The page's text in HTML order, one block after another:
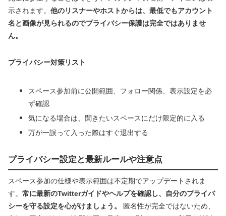
示されます。 他のリスナーやホストからは、最低でもアカウント
名と画像が見られるのでプライバシー保護は完全ではありませ
ん。
プライバシー対策リスト
スペース参加前に公開範囲、フォロー関係、表示設定を必
ず確認
気になる場合は、聞きたいスペースにだけ限定的に入る
万が一誤って入った際はすぐ退出する
プライバシー設定と最新ルールや注意点
スペース参加の仕様や表示範囲は不定期でアップデートされま
す。 常に最新のTwitterガイドやヘルプを確認し、自分のプライバ
シーを守る設定を心がけましょう。
匿名性が完全ではないため、